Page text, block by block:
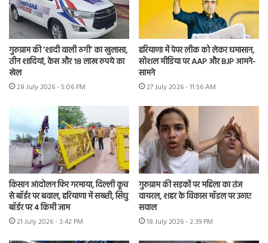
गुरुग्राम की ‘शादी वाली ठगी’ का खुलासा,
तीन शादियां, केस और 18 लाख रुपये का
खेल
28 July 2026 - 5:06 PM
हरियाणा में पेपर लीक को लेकर घमासान,
सोशल मीडिया पर AAP और BJP आमने-
सामने
27 July 2026 - 11:56 AM
किसान आंदोलन फिर गरमाया, दिल्ली कूच
से बॉर्डर पर बवाल, हरियाणा में सख्ती, सिंघु
बॉर्डर पर 4 किमी जाम
21 July 2026 - 3:42 PM
गुरुग्राम की सड़कों पर महिला का तंज
वायरल, शहर के विकास मॉडल पर उठाए
सवाल
18 July 2026 - 2:39 PM